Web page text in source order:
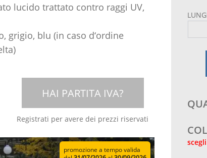
lucido trattato contro raggi UV,
grigio, blu (in caso d‘ordine
HAI PARTITA IVA?
Registrati per avere dei prezzi riservati
promozione a tempo valida